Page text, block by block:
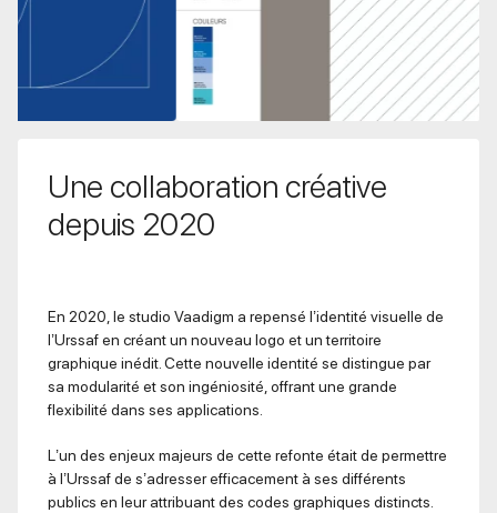
Une collaboration créative
depuis 2020
En 2020, le studio Vaadigm a repensé l’identité visuelle de
l’Urssaf en créant un nouveau logo et un territoire
graphique inédit. Cette nouvelle identité se distingue par
sa modularité et son ingéniosité, offrant une grande
flexibilité dans ses applications.
L’un des enjeux majeurs de cette refonte était de permettre
à l’Urssaf de s’adresser efficacement à ses différents
publics en leur attribuant des codes graphiques distincts.